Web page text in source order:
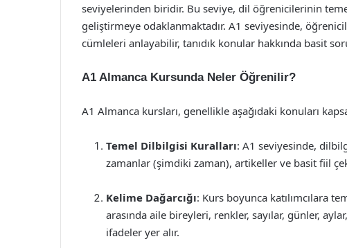
seviyelerinden biridir. Bu seviye, dil öğrenicilerinin
geliştirmeye odaklanmaktadır. A1 seviyesinde,
cümleleri anlayabilir, tanıdık konular hakkında basit
A1 Almanca Kursunda Neler Öğrenilir?
A1 Almanca kursları, genellikle aşağıdaki konuları
Temel Dilbilgisi Kuralları: A1 seviyesinde,
zamanlar (şimdiki zaman), artikeller ve basit fiil
Kelime Dağarcığı: Kurs boyunca katılımcılara
arasında aile bireyleri, renkler, sayılar, günler,
ifadeler yer alır.